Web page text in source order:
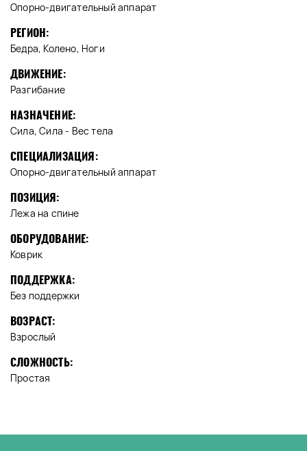
Опорно-двигательный аппарат
РЕГИОН:
Бедра, Колено, Ноги
ДВИЖЕНИЕ:
Разгибание
НАЗНАЧЕНИЕ:
Сила, Сила - Вес тела
СПЕЦИАЛИЗАЦИЯ:
Опорно-двигательный аппарат
ПОЗИЦИЯ:
Лежа на спине
ОБОРУДОВАНИЕ:
Коврик
ПОДДЕРЖКА:
Без поддержки
ВОЗРАСТ:
Взрослый
СЛОЖНОСТЬ:
Простая